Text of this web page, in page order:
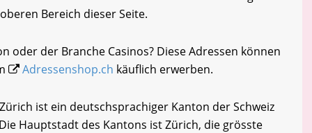
Bereich dieser Seite.
oder der Branche Casinos? Diese Adressen können
Adressenshop.ch käuflich erwerben.
ist ein deutschsprachiger Kanton der Schweiz
Hauptstadt des Kantons ist Zürich, die grösste